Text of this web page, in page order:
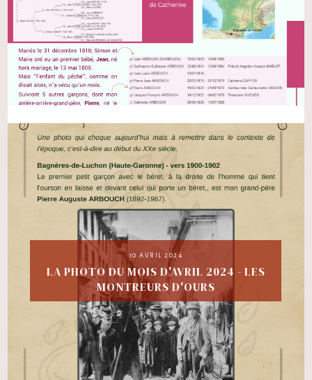
10 AVRIL 2024
LA PHOTO DU MOIS D'AVRIL 2024 - LES
MONTREURS D'OURS